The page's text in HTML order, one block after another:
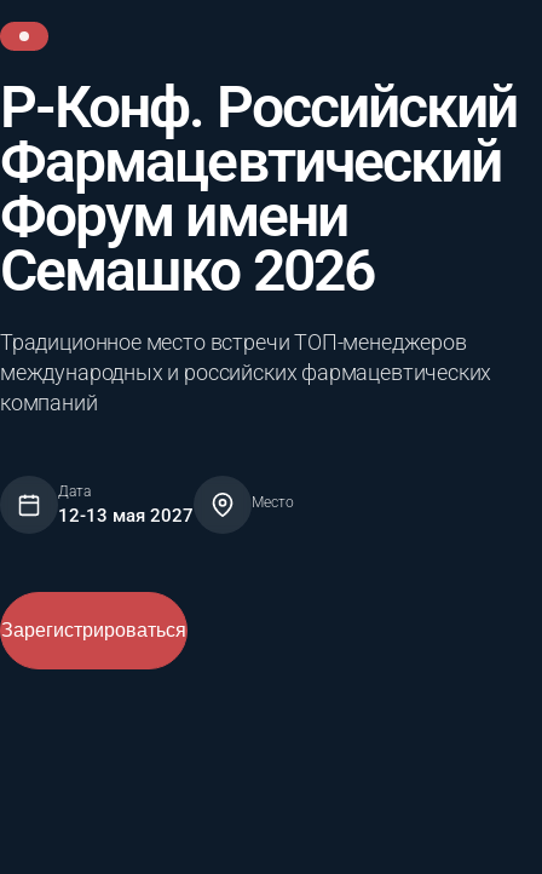
Р-Конф. Российский
Фармацевтический
Форум имени
Семашко 2026
Традиционное место встречи ТОП-менеджеров
международных и российских фармацевтических
компаний
Дата
12-13 мая 2027
Место
Зарегистрироваться